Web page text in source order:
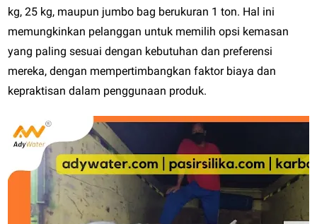
kg, 25 kg, maupun jumbo bag berukuran 1 ton. Hal ini
memungkinkan pelanggan untuk memilih opsi kemasan
yang paling sesuai dengan kebutuhan dan preferensi
mereka, dengan mempertimbangkan faktor biaya dan
kepraktisan dalam penggunaan produk.